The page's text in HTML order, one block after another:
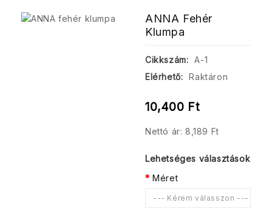
ANNA Fehér
Klumpa
Cikkszám:
A-1
Elérhető:
Raktáron
10,400 Ft
Nettó ár: 8,189 Ft
Lehetséges választások
Méret
--- Kérem válasszon ---